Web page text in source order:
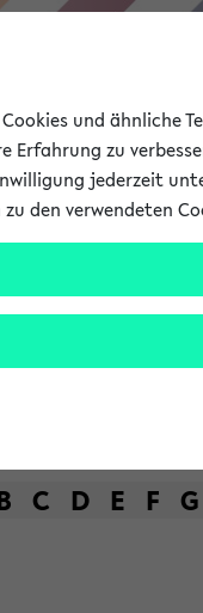
C D E F G
und ähnliche
Erfahrung zu
jederzeit
den verwendeten